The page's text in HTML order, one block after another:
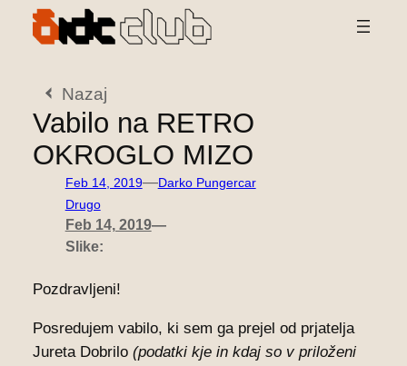
Preskoči
Nazaj
Vabilo na RETRO
OKROGLO MIZO
Feb 14, 2019—Darko Pungercar
Drugo
Feb 14, 2019—
Slike:
Pozdravljeni!
Posredujem vabilo, ki sem ga prejel od prjatelja
Jureta Dobrilo(podatki kje in kdaj so v priloženi